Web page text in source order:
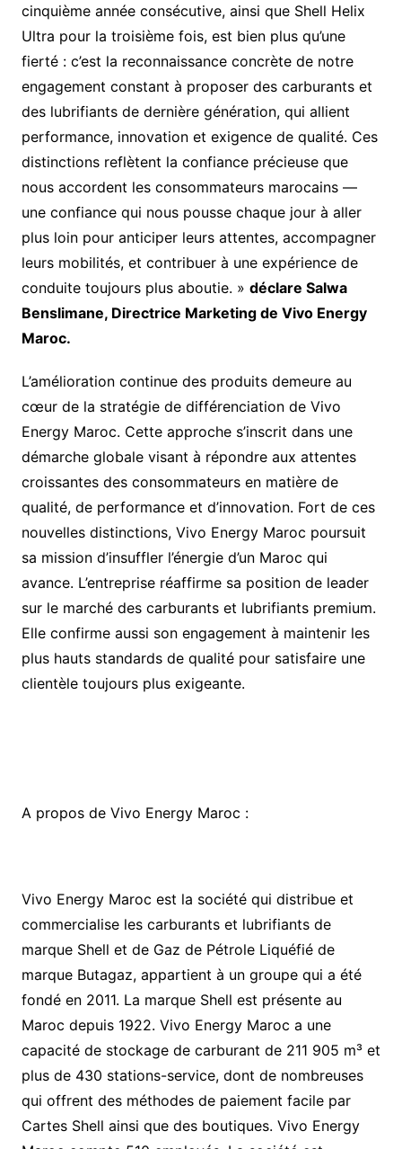
cinquième année consécutive, ainsi que Shell Helix
Ultra pour la troisième fois, est bien plus qu’une
fierté : c’est la reconnaissance concrète de notre
engagement constant à proposer des carburants et
des lubrifiants de dernière génération, qui allient
performance, innovation et exigence de qualité. Ces
distinctions reflètent la confiance précieuse que
nous accordent les consommateurs marocains —
une confiance qui nous pousse chaque jour à aller
plus loin pour anticiper leurs attentes, accompagner
leurs mobilités, et contribuer à une expérience de
conduite toujours plus aboutie. » déclare Salwa
Benslimane, Directrice Marketing de Vivo Energy
Maroc.
L’amélioration continue des produits demeure au
cœur de la stratégie de différenciation de Vivo
Energy Maroc. Cette approche s’inscrit dans une
démarche globale visant à répondre aux attentes
croissantes des consommateurs en matière de
qualité, de performance et d’innovation. Fort de ces
nouvelles distinctions, Vivo Energy Maroc poursuit
sa mission d’insuffler l’énergie d’un Maroc qui
avance. L’entreprise réaffirme sa position de leader
sur le marché des carburants et lubrifiants premium.
Elle confirme aussi son engagement à maintenir les
plus hauts standards de qualité pour satisfaire une
clientèle toujours plus exigeante.
A propos de Vivo Energy Maroc :
Vivo Energy Maroc est la société qui distribue et
commercialise les carburants et lubrifiants de
marque Shell et de Gaz de Pétrole Liquéfié de
marque Butagaz, appartient à un groupe qui a été
fondé en 2011. La marque Shell est présente au
Maroc depuis 1922. Vivo Energy Maroc a une
capacité de stockage de carburant de 211 905 m³ et
plus de 430 stations-service, dont de nombreuses
qui offrent des méthodes de paiement facile par
Cartes Shell ainsi que des boutiques. Vivo Energy